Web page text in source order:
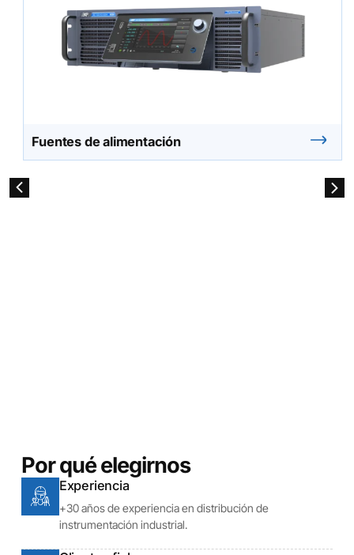
Fuentes de alimentación
Por qué elegirnos
Experiencia
+30 años de experiencia en distribución de
instrumentación industrial.